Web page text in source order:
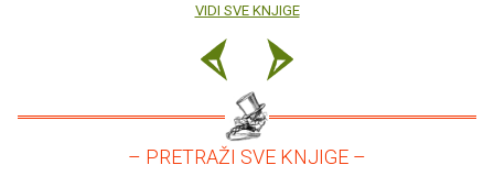
VIDI SVE KNJIGE
– PRETRAŽI SVE KNJIGE –